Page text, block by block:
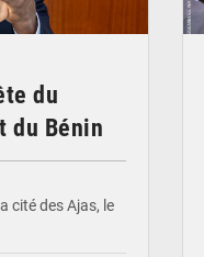
du
du Bénin
cité des Ajas, le